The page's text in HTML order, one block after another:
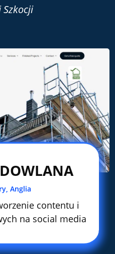
Anglia
contentu i
na social media